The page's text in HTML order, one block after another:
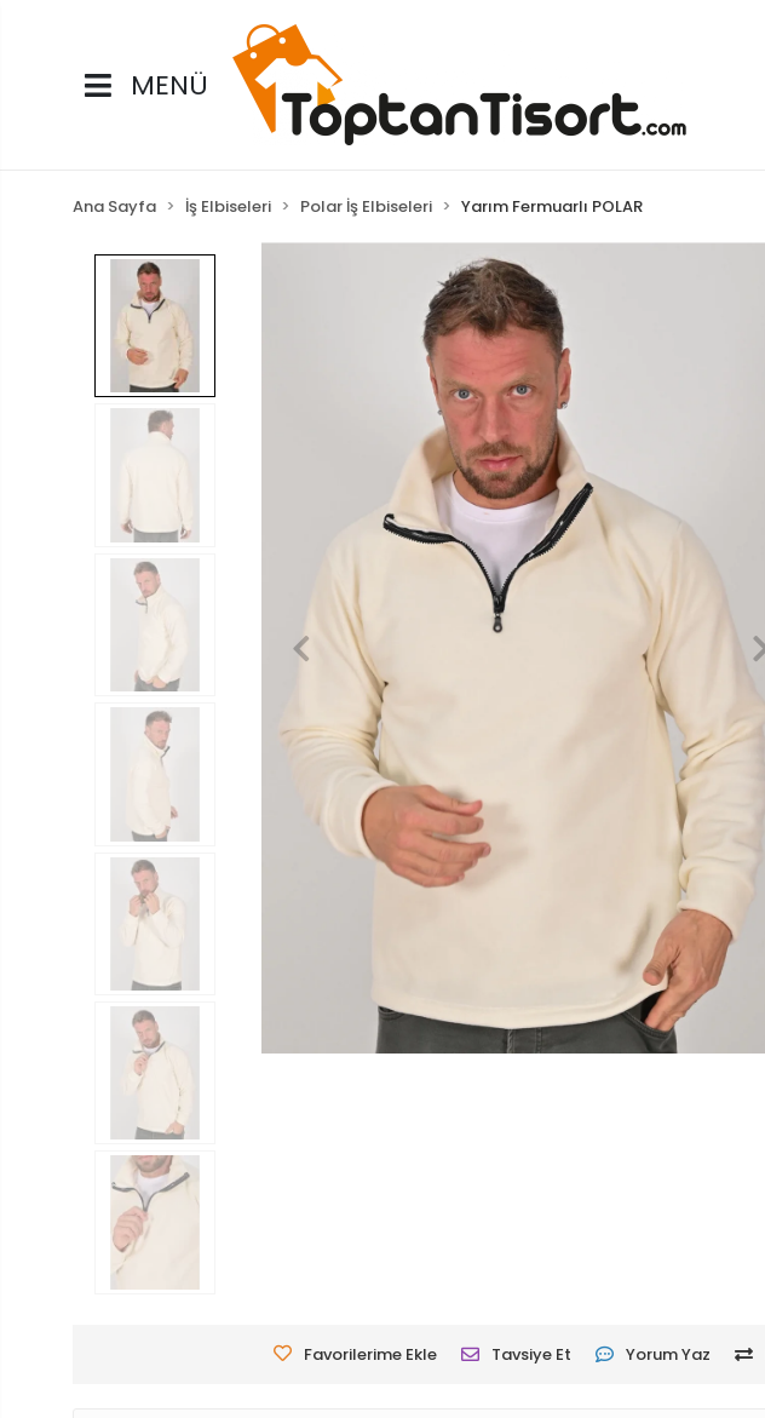
MENÜ
Ana Sayfa İş Elbiseleri Polar İş Elbiseleri Yarım Fermuarlı POLAR
Favorilerime Ekle Tavsiye Et Yorum Yaz